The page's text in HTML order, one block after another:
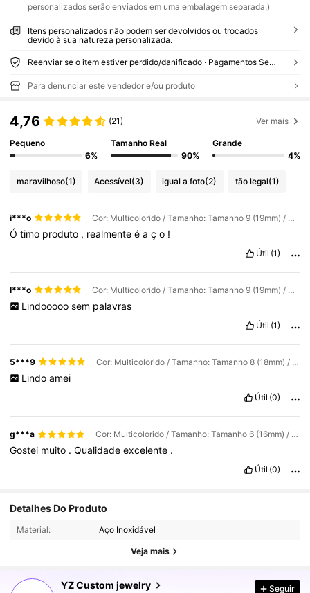
personalizados serão enviados em uma embalagem separada.)
Itens personalizados não podem ser devolvidos ou trocados
devido à sua natureza personalizada.
Reenviar se o item estiver perdido/danificado · Pagamentos Seguros · Proteção de privacidade
Para denunciar este vendedor e/ou produto
4,76 (21) Ver mais
Pequeno
6%
Tamanho Real
90%
Grande
4%
maravilhoso(1) Acessível(3) igual a foto(2) tão legal(1)
i***o Cor: Multicolorido / Tamanho: Tamanho 9 (19mm) / Tipo de Estilo: Cor Dourada
Ótimo produto , realmenteéaço !
Útil (1)
l***o Cor: Multicolorido / Tamanho: Tamanho 9 (19mm) / Tipo de Estilo: Cor Dourada
Lindooooo sem palavras
Útil (1)
5***9 Cor: Multicolorido / Tamanho: Tamanho 8 (18mm) / Tipo de Estilo: Cor Prateada
Lindo amei
Útil (0)
g***a Cor: Multicolorido / Tamanho: Tamanho 6 (16mm) / Tipo de Estilo: Cor Dourada
Gostei muito .Qualidadeexcelente .
Útil (0)
Detalhes Do Produto
Material: Aço Inoxidável
Veja mais
YZ Custom jewelry
4,91 16K Seguidores
16K Seguidores
4,91
16K Seguidores
Seguir